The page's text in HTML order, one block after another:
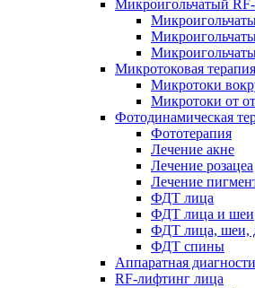
Микроигольчатый
Микротоковая терапия
Микротоки
Микротоки от
Фотодинамическая
Фототерапия
Лечение акне
Лечение розацеа
Лечение
ФДТ лица
ФДТ лица и шеи
ФДТ лица, шеи,
ФДТ спины
Аппаратная
RF-лифтинг лица